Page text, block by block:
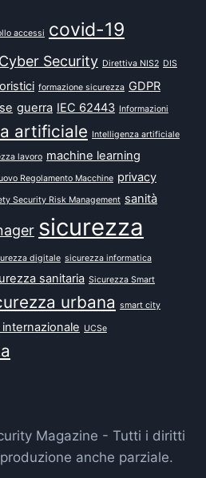
accessi covid-19
Cyber Security Direttiva NIS2 DIS
formazione sicurezza GDPR
guerra IEC 62443 Informazioni
artificiale Intelligenza artificiale
lavoro machine learning
Regolamento Macchine privacy
Security Risk Management sanità
sicurezza
digitale sicurezza informatica
sanitaria Sicurezza Smart
urbana smart city
UCSe
Magazine - Tutti i diritti
anche parziale.